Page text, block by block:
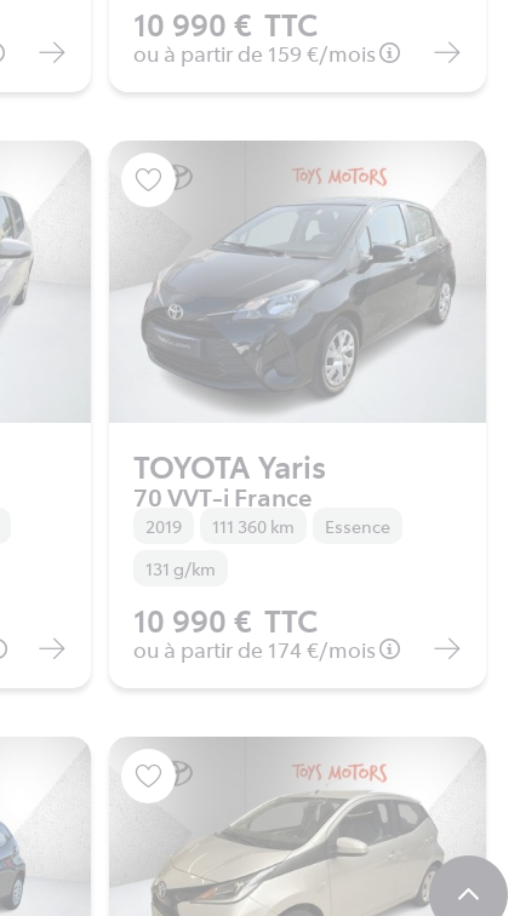
10 990 € TTC
ou à partir de 159 €/mois
TOYOTA Yaris
70 VVT-i France
2019 111 360 km
Essence
131 g/km
10 990 € TTC
ou à partir de 174 €/mois